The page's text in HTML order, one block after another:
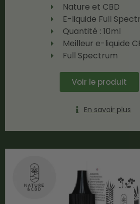
Nature et CBD
E-liquide Full
Quantité : 10ml
Meilleur e-liquide
Full Spectrum
Voir le produit
En savoir plus